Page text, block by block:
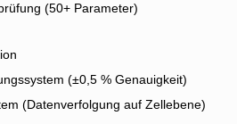
(50+ Parameter)
(±0,5 % Genauigkeit)
(Datenverfolgung auf Zellebene)